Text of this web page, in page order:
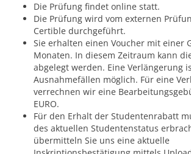
Die Prüfung findet online statt.
Die Prüfung wird vom externen
Certible durchgeführt.
Sie erhalten einen Voucher mit einer
Monaten. In diesem Zeitraum kann
abgelegt werden. Eine Verlängerung
Ausnahmefällen möglich. Für eine
verrechnen wir eine
EURO.
Für den Erhalt der Studentenrabatt
des aktuellen Studentenstatus
übermitteln Sie uns eine aktuelle